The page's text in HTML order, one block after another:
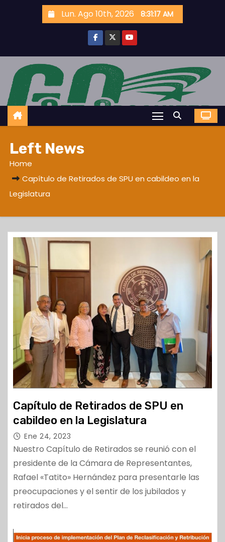
o
Lun. Ago 10th, 2026 8:31:18 AM
Left News
Home
Capítulo de Retirados de SPU en cabildeo en la
Legislatura
Capítulo de Retirados de SPU en
cabildeo en la Legislatura
Ene 24, 2023
Nuestro Capítulo de Retirados se reunió con el
presidente de la Cámara de Representantes,
Rafael «Tatito» Hernández para presentarle las
preocupaciones y el sentir de los jubilados y
retirados del…